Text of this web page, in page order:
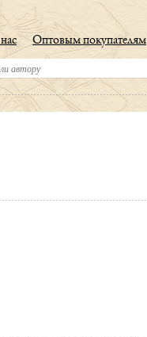
Оптовым покупателям